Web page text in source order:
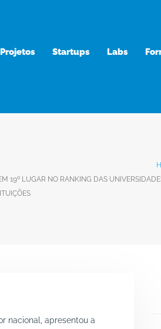
Projetos Startups Labs
19º LUGAR NO RANKING DAS
nacional, apresentou a